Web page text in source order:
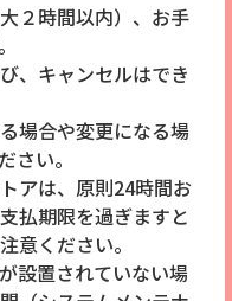
２時間以内）、お手
、キャンセルはでき
場合や変更になる場
さい。
アは、原則24時間お
払期限を過ぎますと
意ください。
設置されていない場